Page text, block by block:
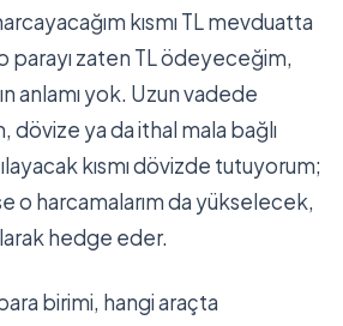
kısmı TL mevduatta
parayı zaten TL ödeyeceğim,
anlamı yok. Uzun vadede
dövize ya da ithal mala bağlı
kısmı dövizde tutuyorum;
o harcamalarım da yükselecek,
hedge eder.
birimi, hangi araçta